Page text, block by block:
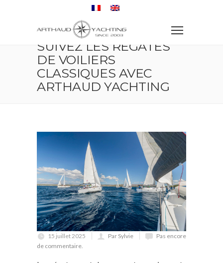
Suivez les régates de voiliers classiques avec Arthaud
SUIVEZ LES RÉGATES
DE VOILIERS
CLASSIQUES AVEC
ARTHAUD YACHTING
15 juillet 2025 Par Sylvie
Pas encore
de commentaire.